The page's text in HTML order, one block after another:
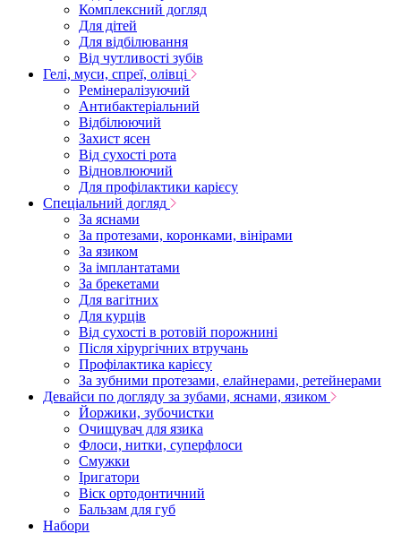
Комплексний догляд
Для дітей
Для відбілювання
Від чутливості зубів
Гелі, муси, спреї, олівці
Ремінералізуючий
Антибактеріальний
Відбілюючий
Захист ясен
Від сухості рота
Відновлюючий
Для профілактики карієсу
Спеціальний догляд
За яснами
За протезами, коронками, вінірами
За язиком
За імплантатами
За брекетами
Для вагітних
Для курців
Від сухості в ротовій порожнині
Після хірургічних втручань
Профілактика карієсу
За зубними протезами, елайнерами, ретейнерами
Девайси по догляду за зубами, яснами, язиком
Йоржики, зубочистки
Очищувач для язика
Флоси, нитки, суперфлоси
Смужки
Іригатори
Віск ортодонтичний
Бальзам для губ
Набори